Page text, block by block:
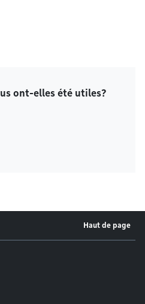
ont-elles été utiles?
Haut de page